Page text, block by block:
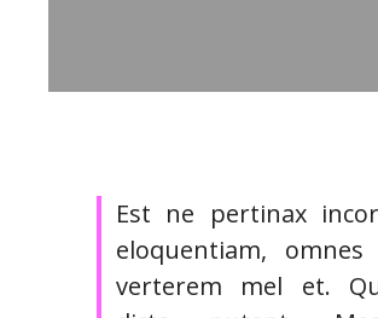
Est ne pertinax
eloquentiam,
verterem mel et.